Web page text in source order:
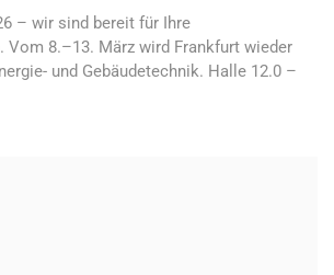
– wir sind bereit für Ihre
Vom 8.–13. März wird Frankfurt wieder
und Gebäudetechnik. Halle 12.0 –